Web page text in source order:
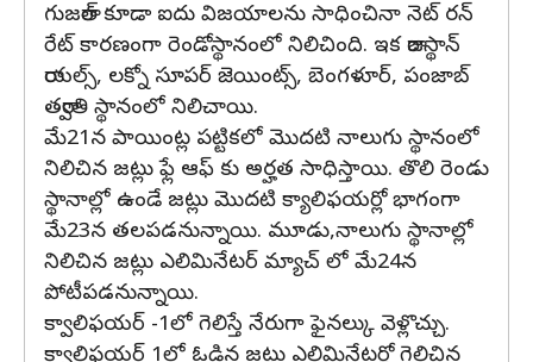
గుజరాత్ కూడా ఐదు విజయాలను సాధించినా నెట్ రన్
రేట్ కారణంగా రెండోస్థానంలో నిలిచింది. ఇక రాజస్థాన్
రాయల్స్, లక్నో సూపర్ జెయింట్స్, బెంగళూర్, పంజాబ్
తర్వాతి స్థానంలో నిలిచాయి.
మే21న పాయింట్ల పట్టికలో మొదటి నాలుగు స్థానంలో
నిలిచిన జట్లు ఫ్లే ఆఫ్ కు అర్హత సాధిస్తాయి. తొలి రెండు
స్థానాల్లో ఉండే జట్లు మొదటి క్యాలిఫయర్లో భాగంగా
మే23న తలపడనున్నాయి. మూడు,నాలుగు స్థానాల్లో
నిలిచిన జట్లు ఎలిమినేటర్ మ్యాచ్ లో మే24న
పోటీపడనున్నాయి.
క్వాలిఫయర్ -1లో గెలిస్తే నేరుగా ఫైనల్కు వెళ్లొచ్చు.